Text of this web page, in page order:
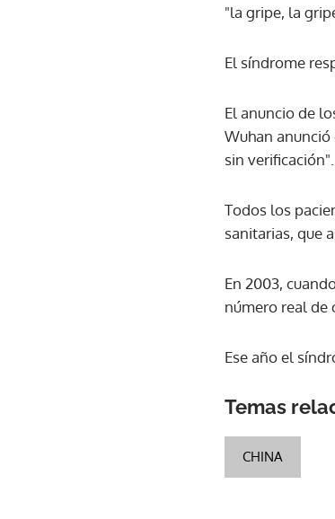
"la gripe, la
El síndrome
El anuncio de
Wuhan
sin verificación".
Todos los
sanitarias, que
En 2003,
número real de
Ese año el
Temas
CHINA